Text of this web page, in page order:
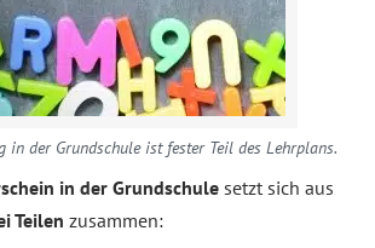
in der Grundschule ist fester Teil des Lehrplans.
in der Grundschule setzt sich aus
Teilen zusammen: